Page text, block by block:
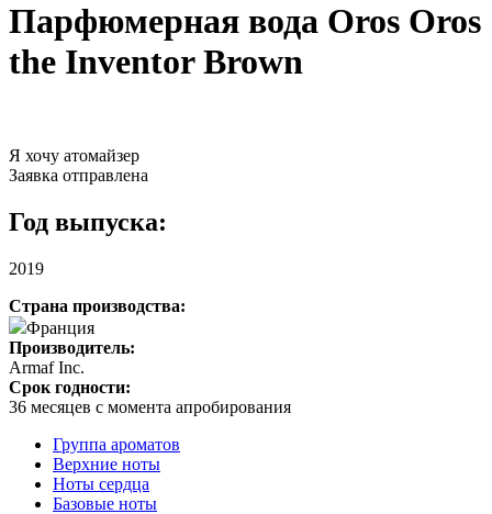
Парфюмерная вода Oros Oros
the Inventor Brown
Я хочу атомайзер
Заявка отправлена
Год выпуска:
2019
Страна производства:
Франция
Производитель:
Armaf Inc.
Срок годности:
36 месяцев с момента апробирования
Группа ароматов
Верхние ноты
Ноты сердца
Базовые ноты